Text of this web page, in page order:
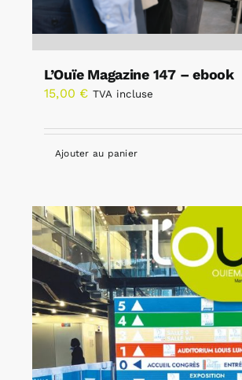
L’Ouïe Magazine 147 – ebook
15,00 € TVA incluse
Ajouter au panier